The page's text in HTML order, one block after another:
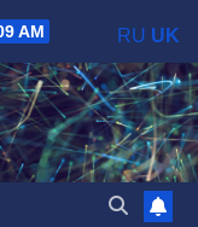
AM RU UK